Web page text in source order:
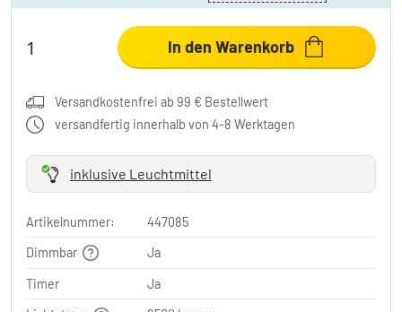
In den Warenkorb
Versandkostenfrei ab 99 € Bestellwert
versandfertig innerhalb von 4-8 Werktagen
inklusive Leuchtmittel
Artikelnummer:
447085
Dimmbar
Ja
Timer
Ja